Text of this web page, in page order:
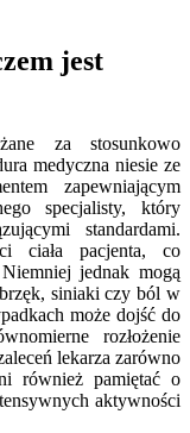
jest
za stosunkowo
medyczna niesie ze
zapewniającym
specjalisty, który
standardami.
ciała pacjenta, co
jednak mogą
siniaki czy ból w
może dojść do
rozłożenie
lekarza zarówno
również pamiętać o
aktywności